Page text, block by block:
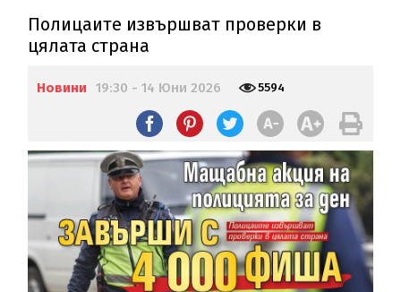
Полицаите извършват проверки в
цялата страна
Новини 19:30 - 14 Юни 2026 5594